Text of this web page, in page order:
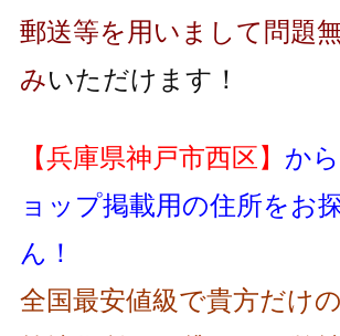
郵送等を用いまして問題
みいただけます！
【兵庫県神戸市西区】 か
ョップ掲載用の住所をお
ん！
全国最安値級で貴方だけ